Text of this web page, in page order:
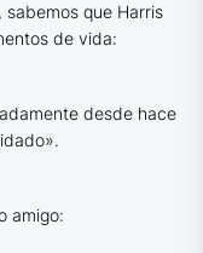
que Harris
de vida:
desde hace
amigo: